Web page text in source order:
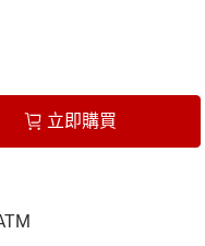
立即購買